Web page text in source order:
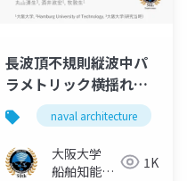
船舶海洋工学 ship stability
⻑波頂不規則縦波中パ
ラメトリック横揺れの
理論計算法の実験的検
証及び極値の計算につ
いて
naval architecture
大阪大学
船舶知能化
1K